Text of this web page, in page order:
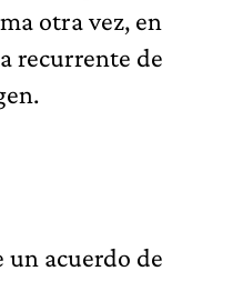
otra vez, en
recurrente de
un acuerdo de